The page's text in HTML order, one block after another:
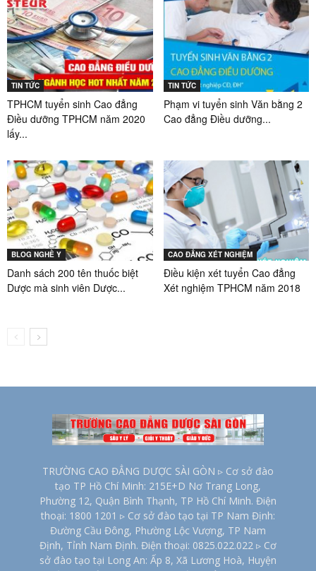
TIN TỨC
TPHCM tuyển sinh Cao đẳng
Điều dưỡng TPHCM năm 2020
lấy...
TIN TỨC
Phạm vi tuyển sinh Văn bằng 2
Cao đẳng Điều dưỡng...
BLOG NGHỀ Y
Danh sách 200 tên thuốc biệt
Dược mà sinh viên Dược...
CAO ĐẲNG XÉT NGHIỆM
Điều kiện xét tuyển Cao đẳng
Xét nghiệm TPHCM năm 2018
TRƯỜNG CAO ĐẲNG DƯỢC SÀI GÒN ▹ Cơ sở đào
tạo TP Hồ Chí Minh: 215E+D Nơ Trang Long,
Phường 12, Quận Bình Thạnh, TP Hồ Chí Minh. Điện
thoại: 1800 1201 ▹ Cơ sở đào tạo tại TP Nam Định:
Đường Cầu Đông, Phường Lộc Vượng, TP Nam
Định, Tỉnh Nam Định. Điện thoại: 0825.022.022 ▹ Cơ
sở đào tạo tại Long An: Ấp 8, Xã Lương Hoà, Huyện